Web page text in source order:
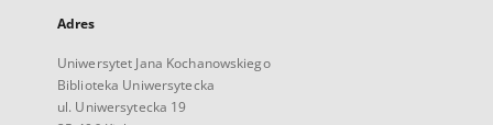
Adres
Uniwersytet Jana Kochanowskiego
Biblioteka Uniwersytecka
ul. Uniwersytecka 19